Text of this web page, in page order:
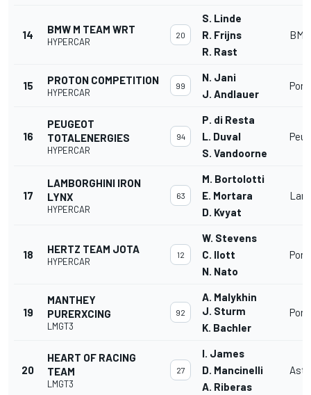
14 BMW M TEAM WRT
HYPERCAR
20
S. Linde
R. Frijns
R. Rast
15 PROTON COMPETITION
HYPERCAR
99
N. Jani
J. Andlauer
16
PEUGEOT
TOTALENERGIES
HYPERCAR
94
P. di Resta
L. Duval
S. Vandoorne
17
LAMBORGHINI IRON
LYNX
HYPERCAR
63
M. Bortolotti
E. Mortara
D. Kvyat
18 HERTZ TEAM JOTA
HYPERCAR
12
W. Stevens
C. Ilott
N. Nato
19
MANTHEY
PURERXCING
LMGT3
92
A. Malykhin
J. Sturm
K. Bachler
20
HEART OF RACING
TEAM
LMGT3
27
I. James
D. Mancinelli
A. Riberas